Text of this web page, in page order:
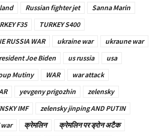
Russian fighter jet
Sanna Marin
F35
TURKEY S400
RUSSIA WAR ukraine war
ukraune war
Joe Biden us russia
usa
Mutiny WAR
war attack
yevgeny prigozhin
zelensky
IMF
zelensky jinping AND PUTIN
war क्रेमलिन
क्रेमलिन पर ड्रोन अटैक